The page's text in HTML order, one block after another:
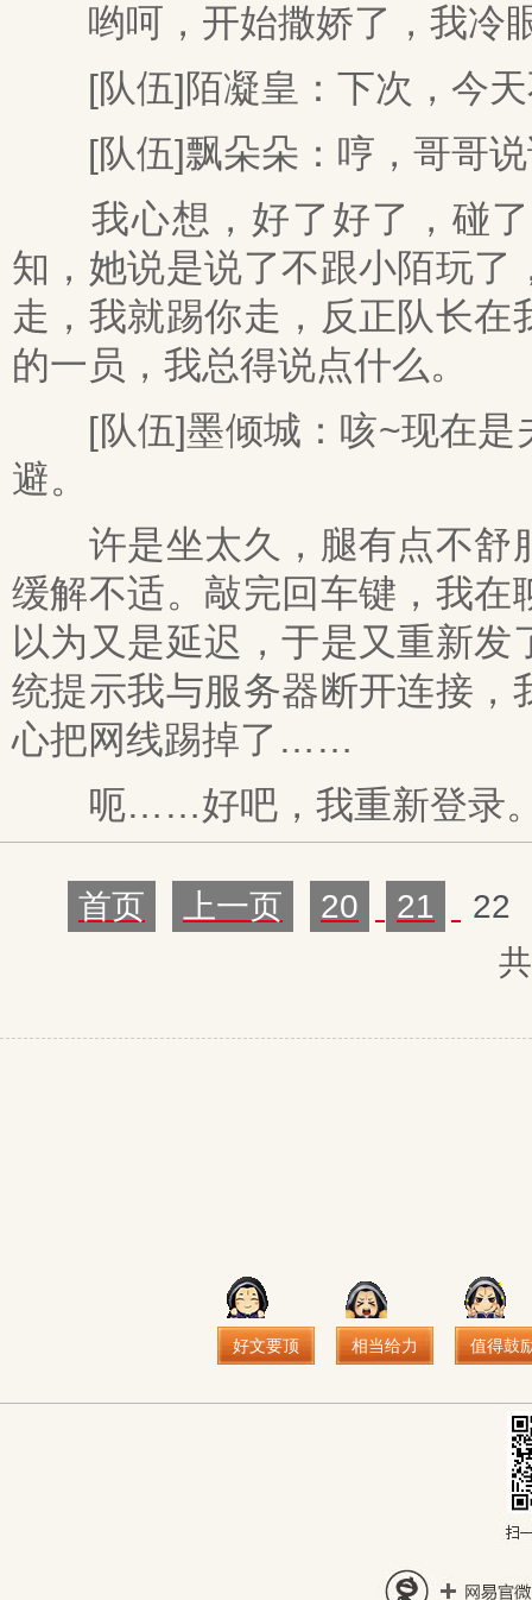
哟呵，开始撒娇了，我冷
[队伍]陌凝皇：下次，今天
[队伍]飘朵朵：哼，哥哥说
我心想，好了好了，碰了
知，她说是说了不跟小陌玩
走，我就踢你走，反正队长
的一员，我总得说点什么。
[队伍]墨倾城：咳~现在是
避。
许是坐太久，腿有点不舒
缓解不适。敲完回车键，我
以为又是延迟，于是又重新
统提示我与服务器断开连接
心把网线踢掉了……
呃……好吧，我重新登录
首页 上一页 20 21
22
好文要顶 相当给力 值得鼓